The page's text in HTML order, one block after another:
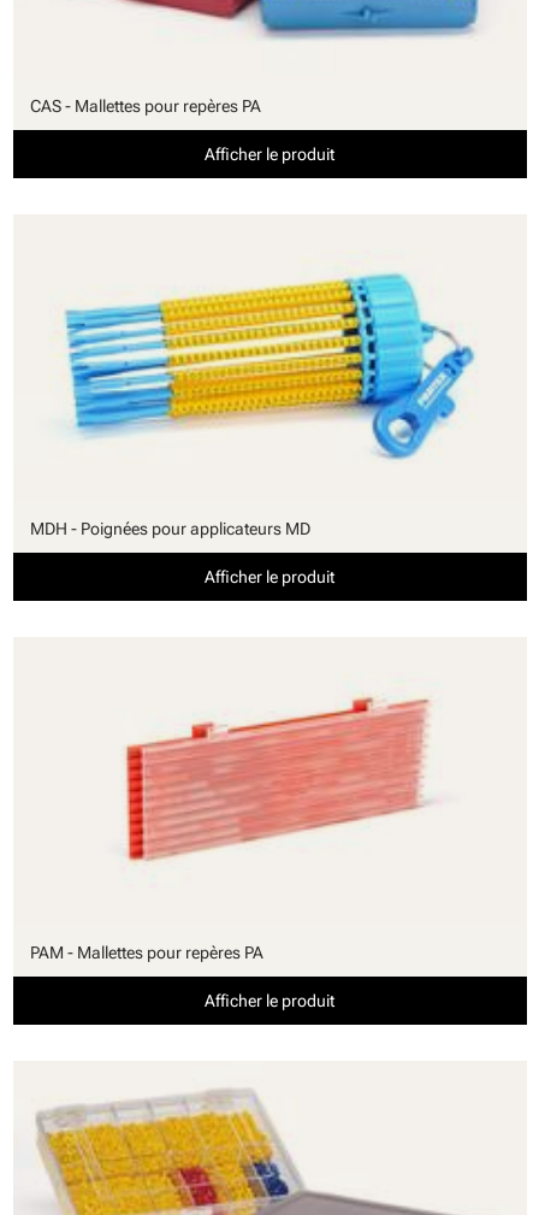
CAS - Mallettes pour repères PA
Afficher le produit
MDH - Poignées pour applicateurs MD
Afficher le produit
PAM - Mallettes pour repères PA
Afficher le produit